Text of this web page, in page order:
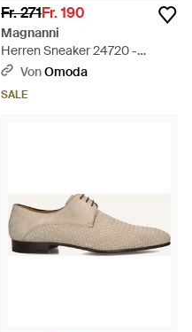
Fr. 271Fr. 190
Magnanni
Herren Sneaker 24720 -
Schwarz
VonOmoda
SALE